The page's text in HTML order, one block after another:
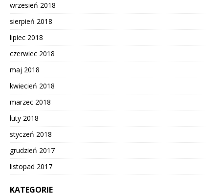
wrzesień 2018
sierpień 2018
lipiec 2018
czerwiec 2018
maj 2018
kwiecień 2018
marzec 2018
luty 2018
styczeń 2018
grudzień 2017
listopad 2017
KATEGORIE